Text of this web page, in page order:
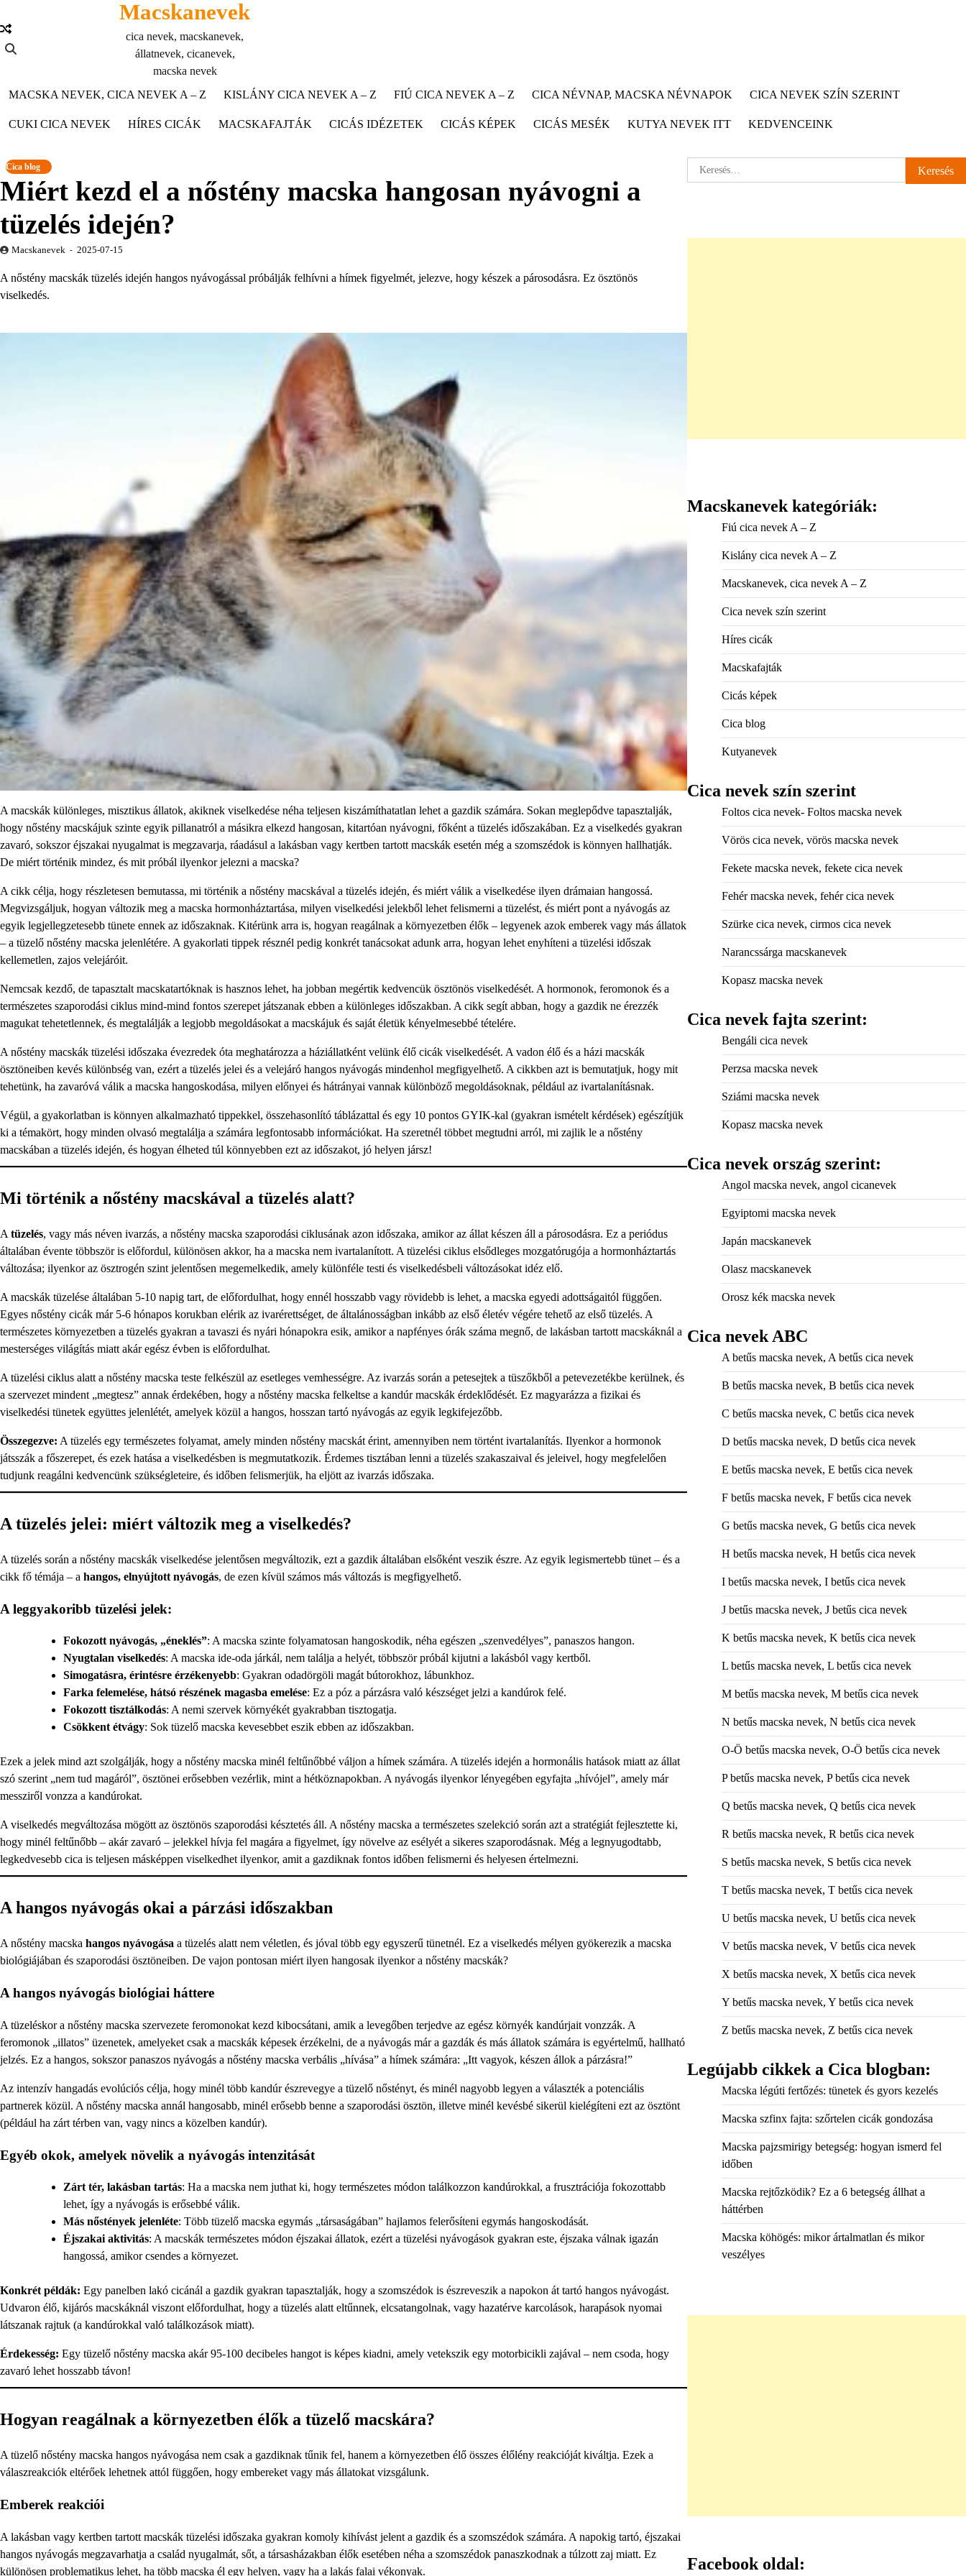
to
content
Macskanevek
cica nevek, macskanevek,
állatnevek, cicanevek,
macska nevek
MACSKA NEVEK, CICA NEVEK A – Z
KISLÁNY CICA NEVEK A – Z FIÚ CICA NEVEK A – Z CICA NÉVNAP, MACSKA NÉVNAPOK CICA NEVEK SZÍN SZERINT
CUKI CICA NEVEK HÍRES CICÁK MACSKAFAJTÁK CICÁS IDÉZETEK CICÁS KÉPEK CICÁS MESÉK KUTYA NEVEK ITT KEDVENCEINK
Cica blog
Miért kezd el a nőstény macska hangosan nyávogni a
tüzelés idején?
Macskanevek 2025-07-15
A nőstény macskák tüzelés idején hangos nyávogással próbálják felhívni a hímek figyelmét, jelezve, hogy készek a párosodásra. Ez ösztönös
viselkedés.
A macskák különleges, misztikus állatok, akiknek viselkedése néha teljesen kiszámíthatatlan lehet a gazdik számára. Sokan meglepődve tapasztalják,
hogy nőstény macskájuk szinte egyik pillanatról a másikra elkezd hangosan, kitartóan nyávogni, főként a tüzelés időszakában. Ez a viselkedés gyakran
zavaró, sokszor éjszakai nyugalmat is megzavarja, ráadásul a lakásban vagy kertben tartott macskák esetén még a szomszédok is könnyen hallhatják.
De miért történik mindez, és mit próbál ilyenkor jelezni a macska?
A cikk célja, hogy részletesen bemutassa, mi történik a nőstény macskával a tüzelés idején, és miért válik a viselkedése ilyen drámaian hangossá.
Megvizsgáljuk, hogyan változik meg a macska hormonháztartása, milyen viselkedési jelekből lehet felismerni a tüzelést, és miért pont a nyávogás az
egyik legjellegzetesebb tünete ennek az időszaknak. Kitérünk arra is, hogyan reagálnak a környezetben élők – legyenek azok emberek vagy más állatok
– a tüzelő nőstény macska jelenlétére. A gyakorlati tippek résznél pedig konkrét tanácsokat adunk arra, hogyan lehet enyhíteni a tüzelési időszak
kellemetlen, zajos velejáróit.
Nemcsak kezdő, de tapasztalt macskatartóknak is hasznos lehet, ha jobban megértik kedvencük ösztönös viselkedését. A hormonok, feromonok és a
természetes szaporodási ciklus mind-mind fontos szerepet játszanak ebben a különleges időszakban. A cikk segít abban, hogy a gazdik ne érezzék
magukat tehetetlennek, és megtalálják a legjobb megoldásokat a macskájuk és saját életük kényelmesebbé tételére.
A nőstény macskák tüzelési időszaka évezredek óta meghatározza a háziállatként velünk élő cicák viselkedését. A vadon élő és a házi macskák
ösztöneiben kevés különbség van, ezért a tüzelés jelei és a velejáró hangos nyávogás mindenhol megfigyelhető. A cikkben azt is bemutatjuk, hogy mit
tehetünk, ha zavaróvá válik a macska hangoskodása, milyen előnyei és hátrányai vannak különböző megoldásoknak, például az ivartalanításnak.
Végül, a gyakorlatban is könnyen alkalmazható tippekkel, összehasonlító táblázattal és egy 10 pontos GYIK-kal (gyakran ismételt kérdések) egészítjük
ki a témakört, hogy minden olvasó megtalálja a számára legfontosabb információkat. Ha szeretnél többet megtudni arról, mi zajlik le a nőstény
macskában a tüzelés idején, és hogyan élheted túl könnyebben ezt az időszakot, jó helyen jársz!
Mi történik a nőstény macskával a tüzelés alatt?
A tüzelés, vagy más néven ivarzás, a nőstény macska szaporodási ciklusának azon időszaka, amikor az állat készen áll a párosodásra. Ez a periódus
általában évente többször is előfordul, különösen akkor, ha a macska nem ivartalanított. A tüzelési ciklus elsődleges mozgatórugója a hormonháztartás
változása; ilyenkor az ösztrogén szint jelentősen megemelkedik, amely különféle testi és viselkedésbeli változásokat idéz elő.
A macskák tüzelése általában 5-10 napig tart, de előfordulhat, hogy ennél hosszabb vagy rövidebb is lehet, a macska egyedi adottságaitól függően.
Egyes nőstény cicák már 5-6 hónapos korukban elérik az ivarérettséget, de általánosságban inkább az első életév végére tehető az első tüzelés. A
természetes környezetben a tüzelés gyakran a tavaszi és nyári hónapokra esik, amikor a napfényes órák száma megnő, de lakásban tartott macskáknál a
mesterséges világítás miatt akár egész évben is előfordulhat.
A tüzelési ciklus alatt a nőstény macska teste felkészül az esetleges vemhességre. Az ivarzás során a petesejtek a tüszőkből a petevezetékbe kerülnek, és
a szervezet mindent „megtesz” annak érdekében, hogy a nőstény macska felkeltse a kandúr macskák érdeklődését. Ez magyarázza a fizikai és
viselkedési tünetek együttes jelenlétét, amelyek közül a hangos, hosszan tartó nyávogás az egyik legkifejezőbb.
Összegezve: A tüzelés egy természetes folyamat, amely minden nőstény macskát érint, amennyiben nem történt ivartalanítás. Ilyenkor a hormonok
játsszák a főszerepet, és ezek hatása a viselkedésben is megmutatkozik. Érdemes tisztában lenni a tüzelés szakaszaival és jeleivel, hogy megfelelően
tudjunk reagálni kedvencünk szükségleteire, és időben felismerjük, ha eljött az ivarzás időszaka.
A tüzelés jelei: miért változik meg a viselkedés?
A tüzelés során a nőstény macskák viselkedése jelentősen megváltozik, ezt a gazdik általában elsőként veszik észre. Az egyik legismertebb tünet – és a
cikk fő témája – a hangos, elnyújtott nyávogás, de ezen kívül számos más változás is megfigyelhető.
A leggyakoribb tüzelési jelek:
Fokozott nyávogás, „éneklés”: A macska szinte folyamatosan hangoskodik, néha egészen „szenvedélyes”, panaszos hangon.
Nyugtalan viselkedés: A macska ide-oda járkál, nem találja a helyét, többször próbál kijutni a lakásból vagy kertből.
Simogatásra, érintésre érzékenyebb: Gyakran odadörgöli magát bútorokhoz, lábunkhoz.
Farka felemelése, hátsó részének magasba emelése: Ez a póz a párzásra való készséget jelzi a kandúrok felé.
Fokozott tisztálkodás: A nemi szervek környékét gyakrabban tisztogatja.
Csökkent étvágy: Sok tüzelő macska kevesebbet eszik ebben az időszakban.
Ezek a jelek mind azt szolgálják, hogy a nőstény macska minél feltűnőbbé váljon a hímek számára. A tüzelés idején a hormonális hatások miatt az állat
szó szerint „nem tud magáról”, ösztönei erősebben vezérlik, mint a hétköznapokban. A nyávogás ilyenkor lényegében egyfajta „hívójel”, amely már
messziről vonzza a kandúrokat.
A viselkedés megváltozása mögött az ösztönös szaporodási késztetés áll. A nőstény macska a természetes szelekció során azt a stratégiát fejlesztette ki,
hogy minél feltűnőbb – akár zavaró – jelekkel hívja fel magára a figyelmet, így növelve az esélyét a sikeres szaporodásnak. Még a legnyugodtabb,
legkedvesebb cica is teljesen másképpen viselkedhet ilyenkor, amit a gazdiknak fontos időben felismerni és helyesen értelmezni.
A hangos nyávogás okai a párzási időszakban
A nőstény macska hangos nyávogása a tüzelés alatt nem véletlen, és jóval több egy egyszerű tünetnél. Ez a viselkedés mélyen gyökerezik a macska
biológiájában és szaporodási ösztöneiben. De vajon pontosan miért ilyen hangosak ilyenkor a nőstény macskák?
A hangos nyávogás biológiai háttere
A tüzeléskor a nőstény macska szervezete feromonokat kezd kibocsátani, amik a levegőben terjedve az egész környék kandúrjait vonzzák. A
feromonok „illatos” üzenetek, amelyeket csak a macskák képesek érzékelni, de a nyávogás már a gazdák és más állatok számára is egyértelmű, hallható
jelzés. Ez a hangos, sokszor panaszos nyávogás a nőstény macska verbális „hívása” a hímek számára: „Itt vagyok, készen állok a párzásra!”
Az intenzív hangadás evolúciós célja, hogy minél több kandúr észrevegye a tüzelő nőstényt, és minél nagyobb legyen a választék a potenciális
partnerek közül. A nőstény macska annál hangosabb, minél erősebb benne a szaporodási ösztön, illetve minél kevésbé sikerül kielégíteni ezt az ösztönt
(például ha zárt térben van, vagy nincs a közelben kandúr).
Egyéb okok, amelyek növelik a nyávogás intenzitását
Zárt tér, lakásban tartás: Ha a macska nem juthat ki, hogy természetes módon találkozzon kandúrokkal, a frusztrációja fokozottabb
lehet, így a nyávogás is erősebbé válik.
Más nőstények jelenléte: Több tüzelő macska egymás „társaságában” hajlamos felerősíteni egymás hangoskodását.
Éjszakai aktivitás: A macskák természetes módon éjszakai állatok, ezért a tüzelési nyávogások gyakran este, éjszaka válnak igazán
hangossá, amikor csendes a környezet.
Konkrét példák: Egy panelben lakó cicánál a gazdik gyakran tapasztalják, hogy a szomszédok is észreveszik a napokon át tartó hangos nyávogást.
Udvaron élő, kijárós macskáknál viszont előfordulhat, hogy a tüzelés alatt eltűnnek, elcsatangolnak, vagy hazatérve karcolások, harapások nyomai
látszanak rajtuk (a kandúrokkal való találkozások miatt).
Érdekesség: Egy tüzelő nőstény macska akár 95-100 decibeles hangot is képes kiadni, amely vetekszik egy motorbicikli zajával – nem csoda, hogy
zavaró lehet hosszabb távon!
Hogyan reagálnak a környezetben élők a tüzelő macskára?
A tüzelő nőstény macska hangos nyávogása nem csak a gazdiknak tűnik fel, hanem a környezetben élő összes élőlény reakcióját kiváltja. Ezek a
válaszreakciók eltérőek lehetnek attól függően, hogy embereket vagy más állatokat vizsgálunk.
Emberek reakciói
A lakásban vagy kertben tartott macskák tüzelési időszaka gyakran komoly kihívást jelent a gazdik és a szomszédok számára. A napokig tartó, éjszakai
hangos nyávogás megzavarhatja a család nyugalmát, sőt, a társasházakban élők esetében néha a szomszédok panaszkodnak a túlzott zaj miatt. Ez
különösen problematikus lehet, ha több macska él egy helyen, vagy ha a lakás falai vékonyak.
Keresés:
Macskanevek kategóriák:
Fiú cica nevek A – Z
Kislány cica nevek A – Z
Macskanevek, cica nevek A – Z
Cica nevek szín szerint
Híres cicák
Macskafajták
Cicás képek
Cica blog
Kutyanevek
Cica nevek szín szerint
Foltos cica nevek- Foltos macska nevek
Vörös cica nevek, vörös macska nevek
Fekete macska nevek, fekete cica nevek
Fehér macska nevek, fehér cica nevek
Szürke cica nevek, cirmos cica nevek
Narancssárga macskanevek
Kopasz macska nevek
Cica nevek fajta szerint:
Bengáli cica nevek
Perzsa macska nevek
Sziámi macska nevek
Kopasz macska nevek
Cica nevek ország szerint:
Angol macska nevek, angol cicanevek
Egyiptomi macska nevek
Japán macskanevek
Olasz macskanevek
Orosz kék macska nevek
Cica nevek ABC
A betűs macska nevek, A betűs cica nevek
B betűs macska nevek, B betűs cica nevek
C betűs macska nevek, C betűs cica nevek
D betűs macska nevek, D betűs cica nevek
E betűs macska nevek, E betűs cica nevek
F betűs macska nevek, F betűs cica nevek
G betűs macska nevek, G betűs cica nevek
H betűs macska nevek, H betűs cica nevek
I betűs macska nevek, I betűs cica nevek
J betűs macska nevek, J betűs cica nevek
K betűs macska nevek, K betűs cica nevek
L betűs macska nevek, L betűs cica nevek
M betűs macska nevek, M betűs cica nevek
N betűs macska nevek, N betűs cica nevek
O-Ö betűs macska nevek, O-Ö betűs cica nevek
P betűs macska nevek, P betűs cica nevek
Q betűs macska nevek, Q betűs cica nevek
R betűs macska nevek, R betűs cica nevek
S betűs macska nevek, S betűs cica nevek
T betűs macska nevek, T betűs cica nevek
U betűs macska nevek, U betűs cica nevek
V betűs macska nevek, V betűs cica nevek
X betűs macska nevek, X betűs cica nevek
Y betűs macska nevek, Y betűs cica nevek
Z betűs macska nevek, Z betűs cica nevek
Legújabb cikkek a Cica blogban:
Macska légúti fertőzés: tünetek és gyors kezelés
Macska szfinx fajta: szőrtelen cicák gondozása
Macska pajzsmirigy betegség: hogyan ismerd fel
időben
Macska rejtőzködik? Ez a 6 betegség állhat a
háttérben
Macska köhögés: mikor ártalmatlan és mikor
veszélyes
Facebook oldal: